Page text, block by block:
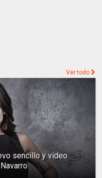
Ver todo
sencillo y video